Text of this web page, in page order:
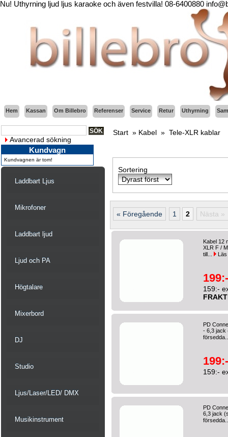
Nu! Uthyrning ljud ljus karaoke och även festvilla! 08-6400880
Hem Kassan Om Billebro Referenser Service Retur Uthyrning
Avancerad sökning
Kundvagn
Kundvagnen är tom!
Laddbart Ljus
Mikrofoner
Laddbart ljud
Ljud och PA
Högtalare
Mixerbord
DJ
Studio
Ljus/Laser/LED/ DMX
Musikinstrument
Start » Kabel » Tele-XLR kablar
Sortering
« Föregående 1 2 Nästa »
Kabel 12
XLR F /
till...
199:-
159:-
PD
- 6,3 jack
199:-
159:-
PD
6,3 jack